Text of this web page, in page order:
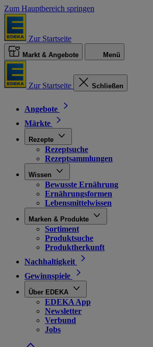
Zum Hauptbereich springen
Zur Startseite
Markt & Angebote Menü
Zur Startseite Schließen
Angebote
Märkte
Rezepte
Rezeptsuche
Rezeptsammlungen
Wissen
Bewusste Ernährung
Ernährungsformen
Lebensmittelwissen
Marken & Produkte
Sortiment
Produktsuche
Produktherkunft
Nachhaltigkeit
Gewinnspiele
Über EDEKA
EDEKA App
Newsletter
Verbund
Jobs